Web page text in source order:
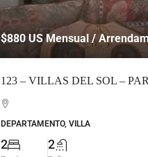
$880US Mensual /
123 – VILLAS DEL SOL –
DEPARTAMENTO, VILLA
2 2